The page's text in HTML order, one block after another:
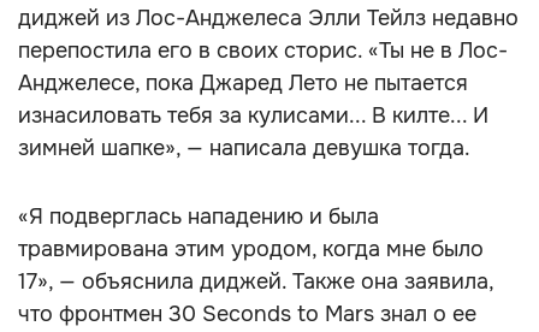
диджей из Лос-Анджелеса Элли Тейлз недавно
перепостила его в своих сторис. «Ты не в Лос-
Анджелесе, пока Джаред Лето не пытается
изнасиловать тебя за кулисами... В килте... И
зимней шапке», — написала девушка тогда.
«Я подверглась нападению и была
травмирована этим уродом, когда мне было
17», — объяснила диджей. Также она заявила,
что фронтмен 30 Seconds to Mars знал о ее